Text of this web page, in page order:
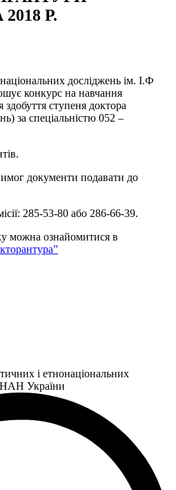
Р.
досліджень ім. І.Ф
конкурс на навчання
здобуття ступеня доктора
за спеціальністю 052 –
документи подавати до
285-53-80 або 286-66-39.
можна ознайомитися в
і етнонаціональних
НАН України